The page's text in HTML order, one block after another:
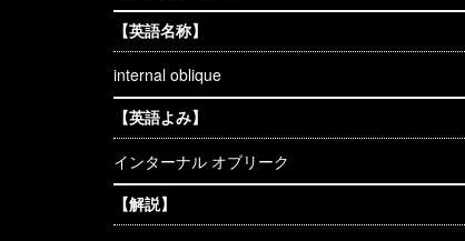
【英語名称】
internal oblique
【英語よみ】
インターナル オブリーク
【解説】